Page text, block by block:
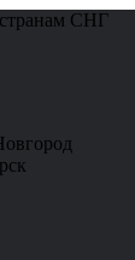
СНГ